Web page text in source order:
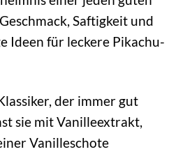
Saftigkeit und
Ideen für leckere Pikachu-
der immer gut
sie mit Vanilleextrakt,
Vanilleschote